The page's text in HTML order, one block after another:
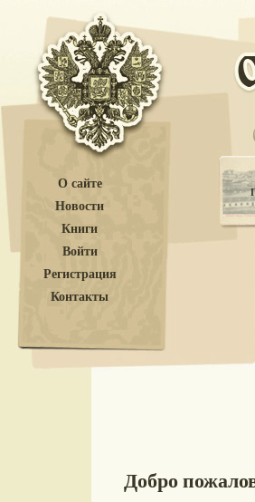
О сайте
Новости
Книги
Войти
Регистрация
Контакты
Добро